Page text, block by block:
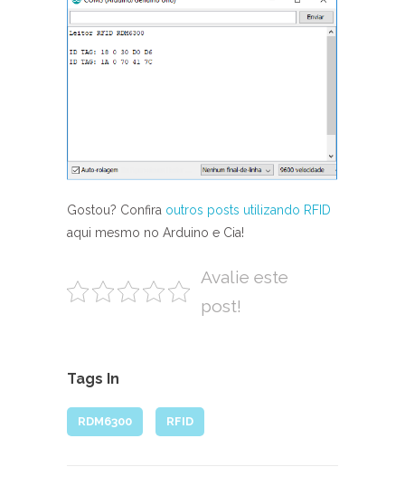
Gostou? Confira outros posts utilizando RFID
aqui mesmo no Arduino e Cia!
Avalie este
post!
Tags In
RDM6300 RFID